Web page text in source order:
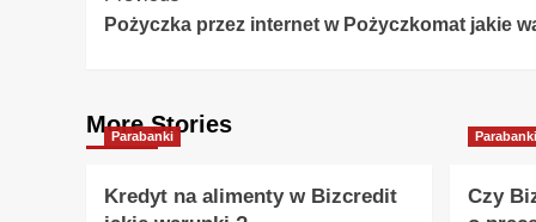
Navigation
Pożyczka przez internet w Pożyczkomat jakie
More Stories
Parabanki
Kredyt na alimenty w Bizcredit
Parabanki
Czy